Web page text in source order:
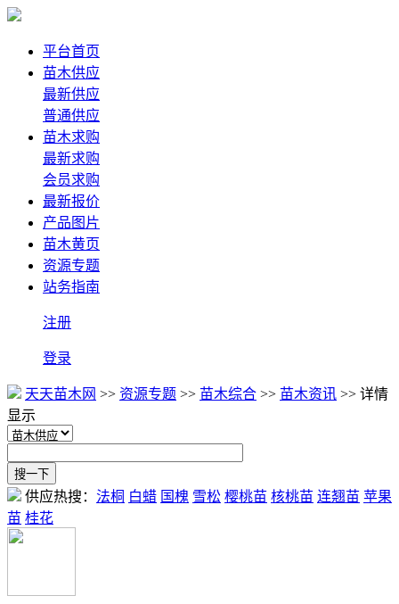
平台首页
苗木供应
最新供应
普通供应
苗木求购
最新求购
会员求购
最新报价
产品图片
苗木黄页
资源专题
站务指南
注册
登录
天天苗木网 >> 资源专题 >> 苗木综合 >> 苗木资讯 >> 详情
显示
供应热搜： 法桐 白蜡 国槐 雪松 樱桃苗 核桃苗 连翘苗 苹果
苗 桂花